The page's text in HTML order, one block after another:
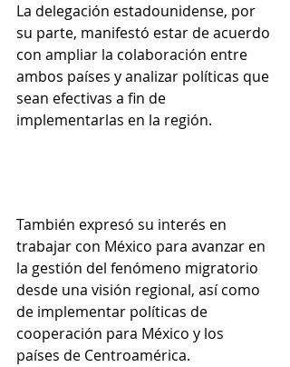
La delegación estadounidense, por
su parte, manifestó estar de acuerdo
con ampliar la colaboración entre
ambos países y analizar políticas que
sean efectivas a fin de
implementarlas en la región.
También expresó su interés en
trabajar con México para avanzar en
la gestión del fenómeno migratorio
desde una visión regional, así como
de implementar políticas de
cooperación para México y los
países de Centroamérica.